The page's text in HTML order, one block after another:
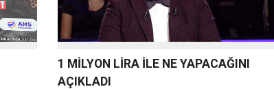
1 MİLYON LİRA İLE NE YAPACAĞINI
AÇIKLADI